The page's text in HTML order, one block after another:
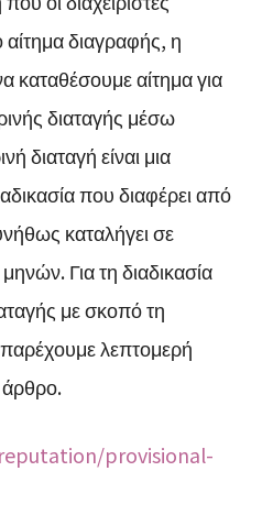
διαγραφής, η
καταθέσουμε αίτημα για
διαταγής μέσω
διαταγή είναι μια
που διαφέρει από
καταλήγει σε
Για τη διαδικασία
με σκοπό τη
λεπτομερή
provisional-